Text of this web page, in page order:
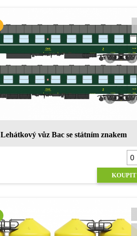
Lehátkový vůz Bac se státním znakem
KOUPIT